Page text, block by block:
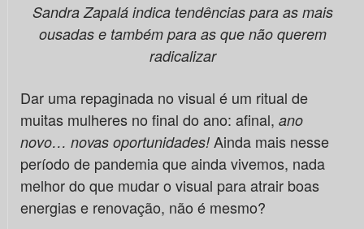
Sandra Zapalá indica tendências para as mais
ousadas e também para as que não querem
radicalizar
Dar uma repaginada no visual é um ritual de
muitas mulheres no final do ano: afinal, ano
novo… novas oportunidades!Ainda mais nesse
período de pandemia que ainda vivemos, nada
melhor do que mudar o visual para atrair boas
energias e renovação, não é mesmo?